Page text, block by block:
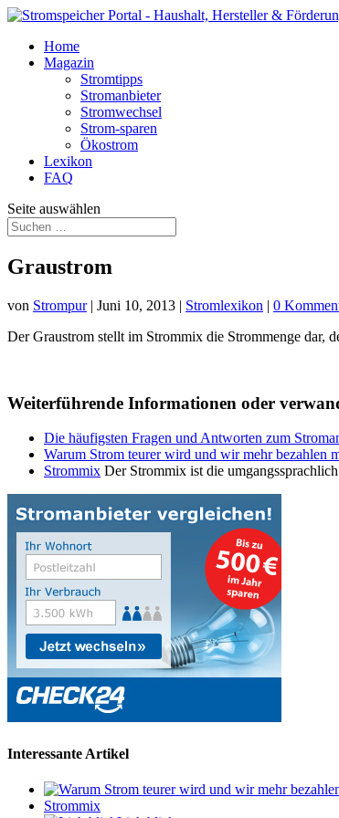
Home
Magazin
Stromtipps
Stromanbieter
Stromwechsel
Strom-sparen
Ökostrom
Lexikon
FAQ
Seite auswählen
Graustrom
von Strompur| Juni 10, 2013 | Stromlexikon | 0
Der Graustrom stellt im Strommix die Strommenge dar,
Weiterführende Informationen oder
Die häufigsten Fragen und Antworten zum
Warum Strom teurer wird und wir mehr bezahlen
Strommix Der Strommix ist die
Interessante Artikel
Strommix